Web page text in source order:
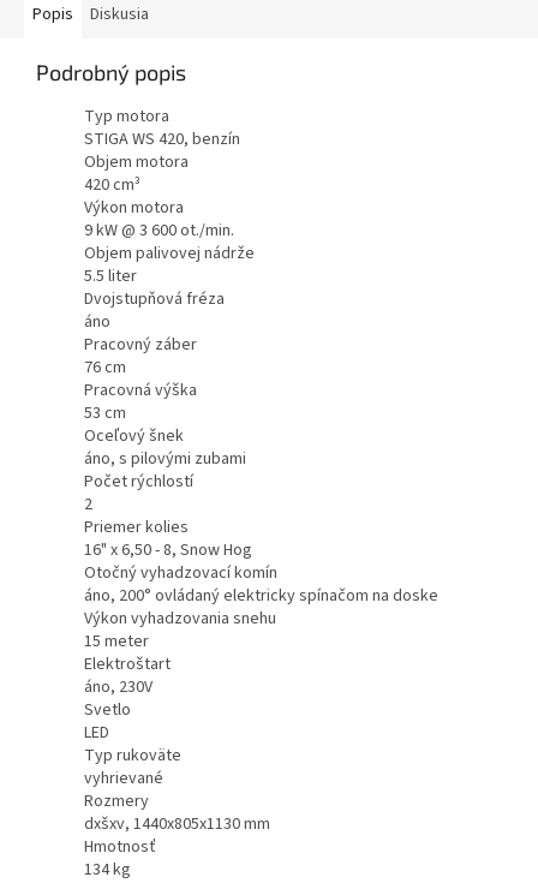
Popis Diskusia
Podrobný popis
Typ motora
STIGA WS 420, benzín
Objem motora
420 cm³
Výkon motora
9 kW @ 3 600 ot./min.
Objem palivovej nádrže
5.5 liter
Dvojstupňová fréza
áno
Pracovný záber
76 cm
Pracovná výška
53 cm
Oceľový šnek
áno, s pilovými zubami
Počet rýchlostí
2
Priemer kolies
16" x 6,50 - 8, Snow Hog
Otočný vyhadzovací komín
áno, 200° ovládaný elektricky spínačom na doske
Výkon vyhadzovania snehu
15 meter
Elektroštart
áno, 230V
Svetlo
LED
Typ rukoväte
vyhrievané
Rozmery
dxšxv, 1440x805x1130 mm
Hmotnosť
134 kg